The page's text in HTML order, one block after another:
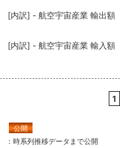
[内訳] - 航空宇宙産業 輸出額
[内訳] - 航空宇宙産業 輸入額
1
公開
：時系列推移データまで公開